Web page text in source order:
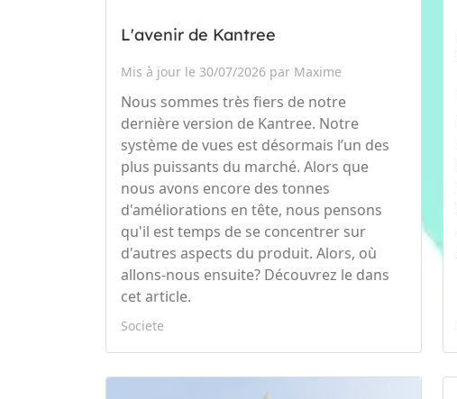
L'avenir de Kantree
Mis à jour le 30/07/2026 par Maxime
Nous sommes très fiers de notre
dernière version de Kantree. Notre
système de vues est désormais l’un des
plus puissants du marché. Alors que
nous avons encore des tonnes
d'améliorations en tête, nous pensons
qu'il est temps de se concentrer sur
d'autres aspects du produit. Alors, où
allons-nous ensuite? Découvrez le dans
cet article.
Societe